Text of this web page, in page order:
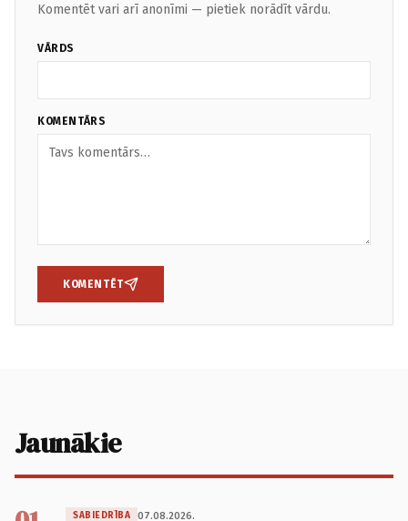
Komentēt vari arī anonīmi — pietiek norādīt vārdu.
VĀRDS
KOMENTĀRS
KOMENTĒT
Jaunākie
SABIEDRĪBA 07.08.2026.